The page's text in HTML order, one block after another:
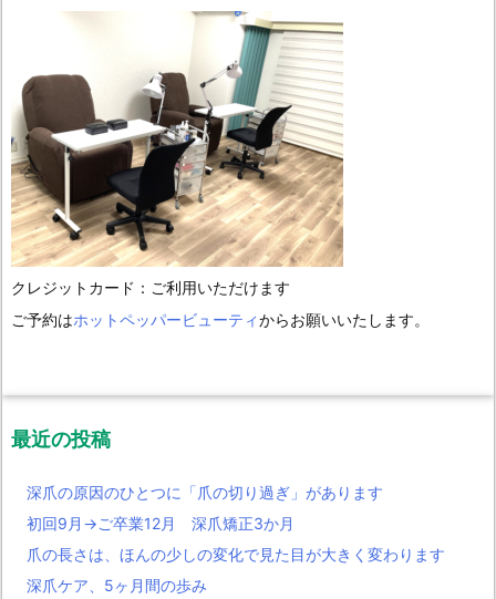
クレジットカード：ご利用いただけます
ご予約はホットペッパービューティからお願いいたします。
最近の投稿
深爪の原因のひとつに「爪の切り過ぎ」があります
初回9月→ご卒業12月 深爪矯正3か月
爪の長さは、ほんの少しの変化で見た目が大きく変わります
深爪ケア、5ヶ月間の歩み